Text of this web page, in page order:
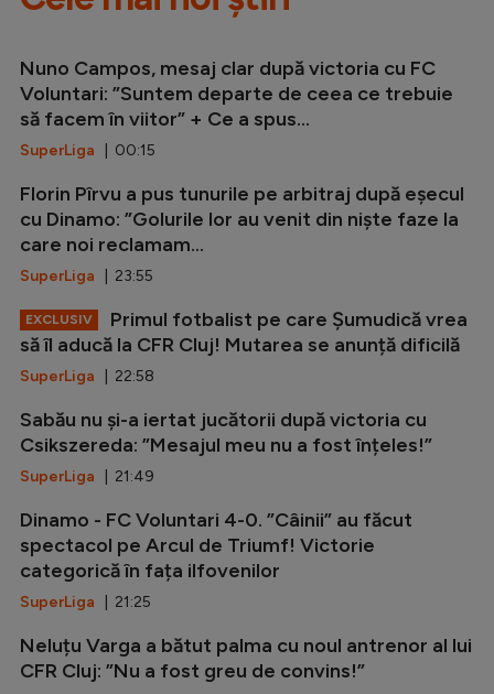
Nuno Campos, mesaj clar după victoria cu FC
Voluntari: ”Suntem departe de ceea ce trebuie
să facem în viitor” + Ce a spus...
SuperLiga | 00:15
Florin Pîrvu a pus tunurile pe arbitraj după eșecul
cu Dinamo: ”Golurile lor au venit din niște faze la
care noi reclamam...
SuperLiga | 23:55
EXCLUSIV
Primul fotbalist pe care Șumudică vrea
să îl aducă la CFR Cluj! Mutarea se anunță dificilă
SuperLiga | 22:58
Sabău nu și-a iertat jucătorii după victoria cu
Csikszereda: ”Mesajul meu nu a fost înțeles!”
SuperLiga | 21:49
Dinamo - FC Voluntari 4-0. ”Câinii” au făcut
spectacol pe Arcul de Triumf! Victorie
categorică în fața ilfovenilor
SuperLiga | 21:25
Neluțu Varga a bătut palma cu noul antrenor al lui
CFR Cluj: ”Nu a fost greu de convins!”